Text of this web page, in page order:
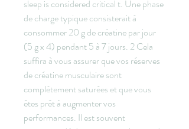
sleep is considered critical t. Une phase
de charge typique consisterait à
consommer 20 g de créatine par jour
(5 g x 4) pendant 5 à 7 jours. 2 Cela
suffira à vous assurer que vos réserves
de créatine musculaire sont
complètement saturées et que vous
êtes prêt à augmenter vos
performances. Il est souvent